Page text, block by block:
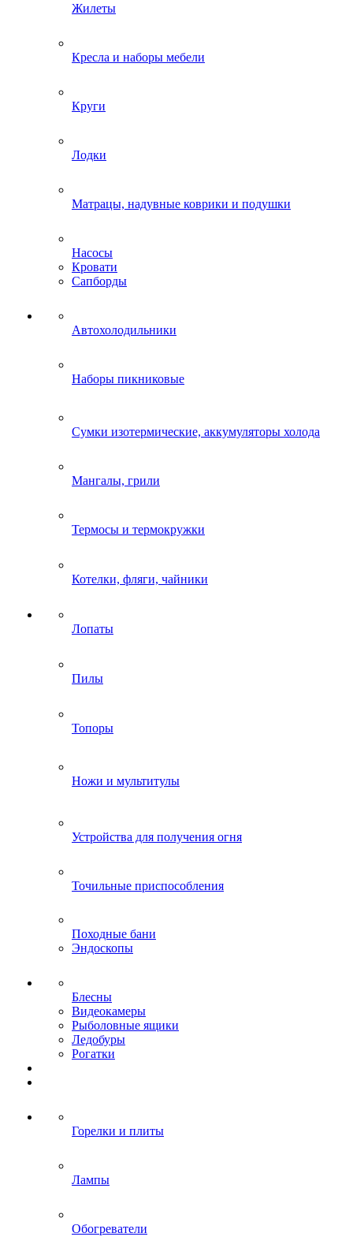
Жилеты
Кресла и наборы мебели
Круги
Лодки
Матрацы, надувные коврики и подушки
Насосы
Кровати
Сапборды
Автохолодильники
Наборы пикниковые
Сумки изотермические, аккумуляторы холода
Мангалы, грили
Термосы и термокружки
Котелки, фляги, чайники
Лопаты
Пилы
Топоры
Ножи и мультитулы
Устройства для получения огня
Точильные приспособления
Походные бани
Эндоскопы
Блесны
Видеокамеры
Рыболовные ящики
Ледобуры
Рогатки
Горелки и плиты
Лампы
Обогреватели